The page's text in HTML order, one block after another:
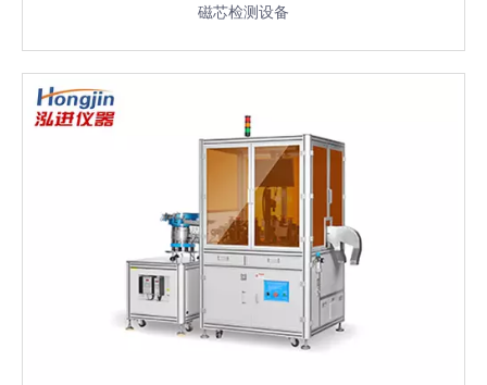
磁芯检测设备